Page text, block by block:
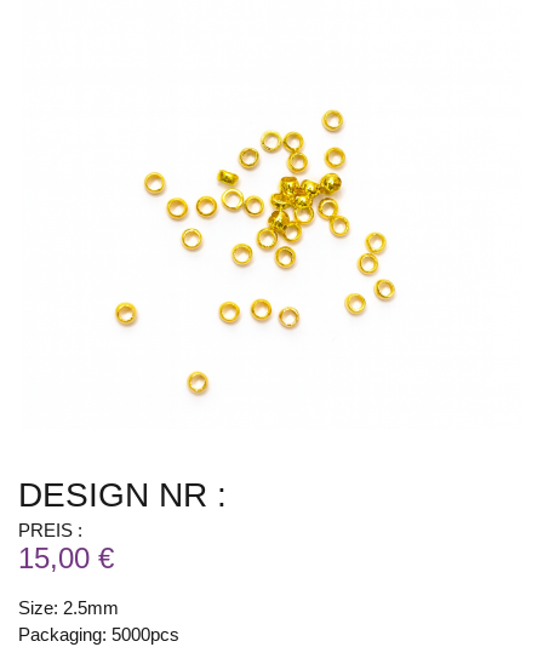
DESIGN NR :
PREIS :
15,00 €
Size: 2.5mm
Packaging: 5000pcs